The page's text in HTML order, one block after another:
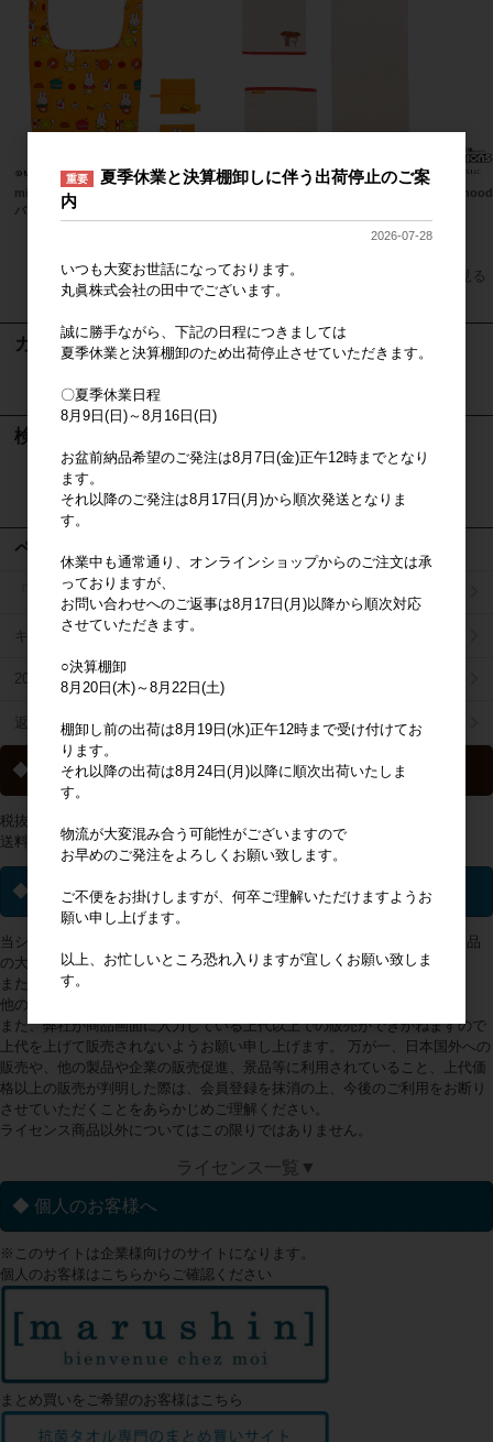
miffy ミッフィー たのしい食卓 エコ
バッグ
boyhood
すべてのおすすめ商品を見る
カート
検索
検索
ページメニュー
「掛け払い決済」のご案内
キャラジャン
2025年秋冬商品リスト
返品特約について
◆ 送料について
税抜2万円以上の購入で送料無料
送料一覧はこちらから
◆ ライセンス商品について
当ショップで取り扱っておりますライセンス(キャラクター・ブランド)商品
の大多数は、販売地域が日本国内に限定されております。
また、アミューズメントへの使用は出来かねます。
他の製品や企業の販売促進、景品等にも使用できません。
また、弊社が商品画面に入力している上代以上での販売ができかねますので
上代を上げて販売されないようお願い申し上げます。 万が一、日本国外への
販売や、他の製品や企業の販売促進、景品等に利用されていること、上代価
格以上の販売が判明した際は、会員登録を抹消の上、今後のご利用をお断り
させていただくことをあらかじめご理解ください。
ライセンス商品以外についてはこの限りではありません。
ライセンス一覧▼
◆ 個人のお客様へ
※このサイトは企業様向けのサイトになります。
個人のお客様はこちらからご確認ください
まとめ買いをご希望のお客様はこちら
重要
夏季休業と決算棚卸しに伴う出荷停止のご案
内
2026-07-28
いつも大変お世話になっております。
丸眞株式会社の田中でございます。
誠に勝手ながら、下記の日程につきましては
夏季休業と決算棚卸のため出荷停止させていただきます。
〇夏季休業日程
8月9日(日)～8月16日(日)
お盆前納品希望のご発注は8月7日(金)正午12時までとなり
ます。
それ以降のご発注は8月17日(月)から順次発送となりま
す。
休業中も通常通り、オンラインショップからのご注文は承
っておりますが、
お問い合わせへのご返事は8月17日(月)以降から順次対応
させていただきます。
○決算棚卸
8月20日(木)～8月22日(土)
棚卸し前の出荷は8月19日(水)正午12時まで受け付けてお
ります。
それ以降の出荷は8月24日(月)以降に順次出荷いたしま
す。
物流が大変混み合う可能性がございますので
お早めのご発注をよろしくお願い致します。
ご不便をお掛けしますが、何卒ご理解いただけますようお
願い申し上げます。
以上、お忙しいところ恐れ入りますが宜しくお願い致しま
す。